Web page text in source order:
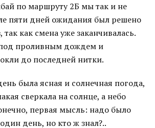
по маршруту 2Б мы так и не
пяти дней ожидания был решено
так как смена уже заканчивалась.
проливным дождем и
до последней нитки.
была ясная и солнечная погода,
сверкала на солнце, а небо
первая мысль: надо было
день, но кто ж знал?..